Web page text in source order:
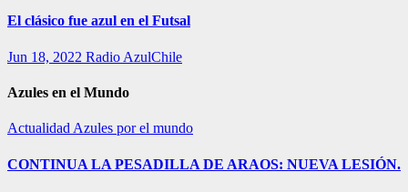
El clásico fue azul en el Futsal
Jun 18, 2022 Radio AzulChile
Azules en el Mundo
Actualidad Azules por el mundo
CONTINUA LA PESADILLA DE ARAOS: NUEVA LESIÓN.